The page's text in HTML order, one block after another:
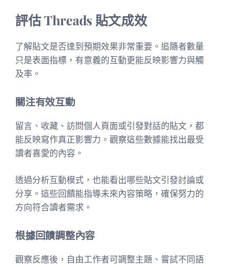
評估 Threads 貼文成效
了解貼文是否達到預期效果非常重要。追隨者數量
只是表面指標，有意義的互動更能反映影響力與觸
及率。
關注有效互動
留言、收藏、訪問個人頁面或引發對話的貼文，都
能反映寫作真正影響力。觀察這些數據能找出最受
讀者喜愛的內容。
透過分析互動模式，也能看出哪些貼文引發討論或
分享。這些回饋能指導未來內容策略，確保努力的
方向符合讀者需求。
根據回饋調整內容
觀察反應後，自由工作者可調整主題、嘗試不同語